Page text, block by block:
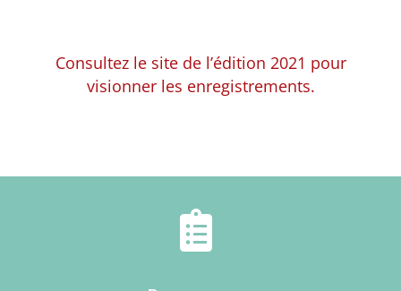
Consultez le site de l’édition 2021 pour
visionner les enregistrements.